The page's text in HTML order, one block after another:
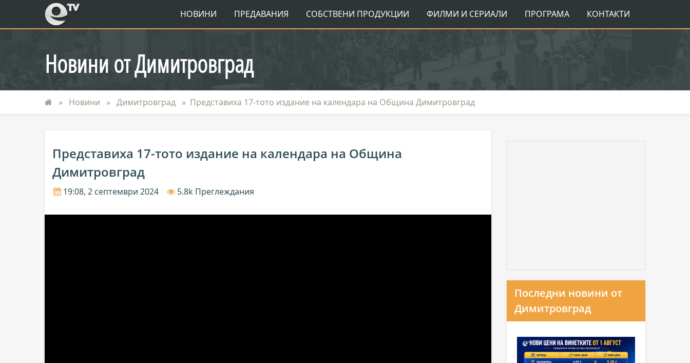
eTV НОВИНИ ПРЕДАВАНИЯ СОБСТВЕНИ ПРОДУКЦИИ ФИЛМИ И СЕРИАЛИ ПРОГРАМА КОНТАКТИ
Новини от Димитровград
Новини Димитровград Представиха 17-тото издание на календара на Община Димитровград
Представиха 17-тото издание на календара на Община
Димитровград
19:08, 2 септември 2024 5.8k Преглеждания
Последни новини от
Димитровград